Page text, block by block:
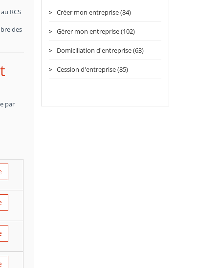
RCS
des
par
Créer mon entreprise (84)
Gérer mon entreprise (102)
Domiciliation d'entreprise (63)
Cession d'entreprise (85)